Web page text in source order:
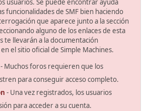
usuarios. Se puede encontrar ayuda
funcionalidades de SMF bien haciendo
que aparece junto a la sección
alguno de los enlaces de esta
te llevarán a la documentación
el sitio oficial de Simple Machines.
- Muchos foros requieren que los
para conseguir acceso completo.
- Una vez registrados, los usuarios
para acceder a su cuenta.